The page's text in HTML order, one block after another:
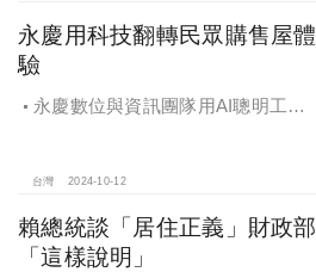
永慶用科技翻轉民眾購售屋體
驗
永慶數位與資訊團隊用AI聰明工
灣房產科技發展
台灣 2024-10-12
賴總統談「居住正義」財政部
「這樣說明」